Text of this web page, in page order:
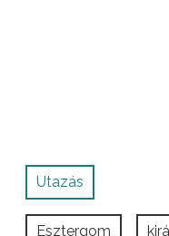
Utazás
Esztergom